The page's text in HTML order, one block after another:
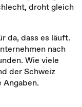
droht gleich
da, dass es läuft.
nach
Wie viele
der Schweiz